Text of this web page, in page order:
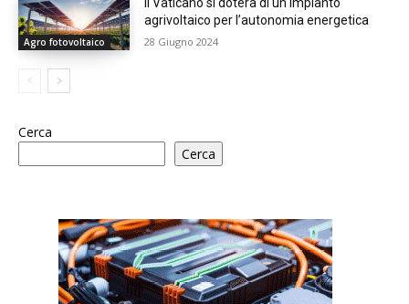
Agro fotovoltaico
agrivoltaico per l’autonomia energetica
28 Giugno 2024
Cerca
Cerca